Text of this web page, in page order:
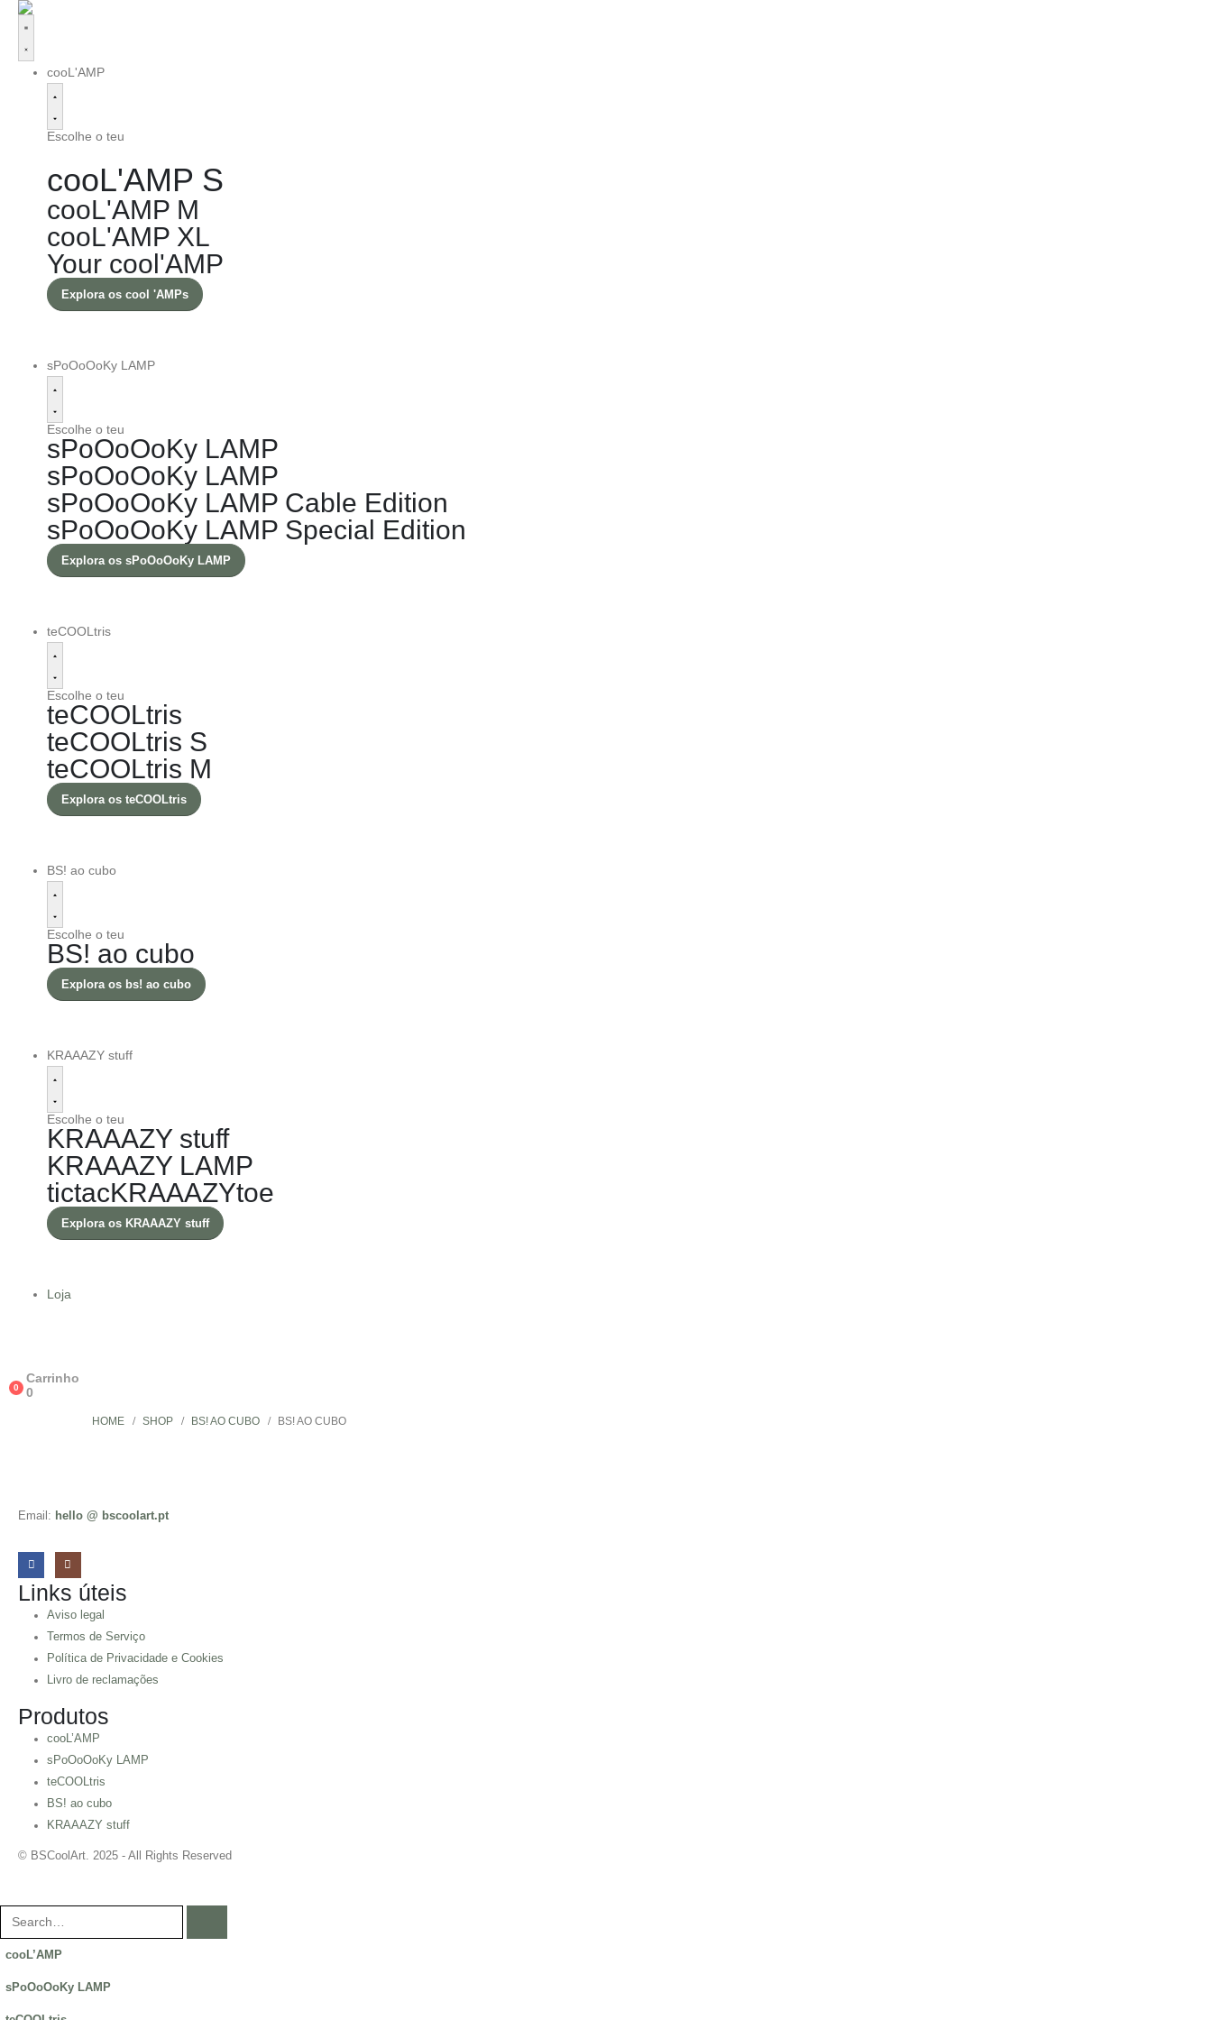
cooL'AMP
Escolhe o teu
cooL'AMP S
cooL'AMP M
cooL'AMP XL
Your cool'AMP
Explora os cool 'AMPs
sPoOoOoKy LAMP
Escolhe o teu
sPoOoOoKy LAMP
sPoOoOoKy LAMP
sPoOoOoKy LAMP Cable Edition
sPoOoOoKy LAMP Special Edition
Explora os sPoOoOoKy LAMP
teCOOLtris
Escolhe o teu
teCOOLtris
teCOOLtris S
teCOOLtris M
Explora os teCOOLtris
BS! ao cubo
Escolhe o teu
BS! ao cubo
Explora os bs! ao cubo
KRAAAZY stuff
Escolhe o teu
KRAAAZY stuff
KRAAAZY LAMP
tictacKRAAAZYtoe
Explora os KRAAAZY stuff
Loja
0
Carrinho
0
HOME SHOP BS! AO CUBO BS! AO CUBO
Email: hello @ bscoolart.pt
Links úteis
Aviso legal
Termos de Serviço
Política de Privacidade e Cookies
Livro de reclamações
Produtos
cooL’AMP
sPoOoOoKy LAMP
teCOOLtris
BS! ao cubo
KRAAAZY stuff
© BSCoolArt. 2025 - All Rights Reserved
cooL’AMP
sPoOoOoKy LAMP